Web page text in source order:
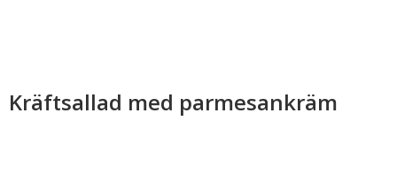
Kräftsallad med parmesankräm